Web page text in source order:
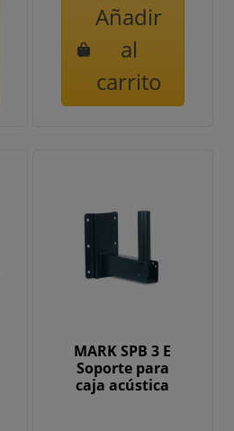
Añadir
al
carrito
MARK SPB 3 E
Soporte para
caja acústica